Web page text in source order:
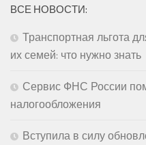
ВСЕ НОВОСТИ:
Транспортная льгота
их семей: что нужно знать
Сервис ФНС России
налогообложения
Вступила в силу